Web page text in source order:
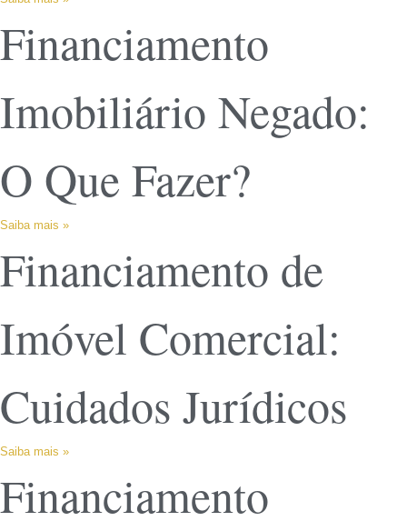
Financiamento
Imobiliário Negado:
O Que Fazer?
Saiba mais »
Financiamento de
Imóvel Comercial:
Cuidados Jurídicos
Saiba mais »
Financiamento